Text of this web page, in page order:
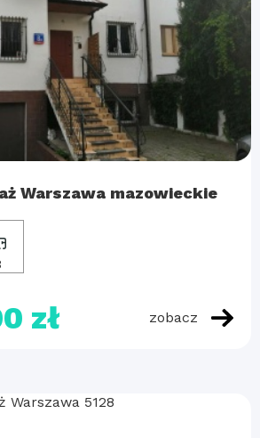
Warszawa mazowieckie
zł zobacz